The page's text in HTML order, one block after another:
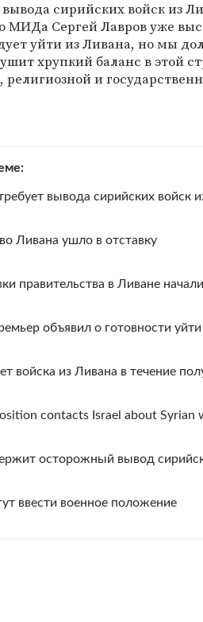
сирийских войск из
МИДа Сергей Лавров уже
уйти из Ливана, но мы
хрупкий баланс в этой
религиозной и
вывода сирийских войск
Ливана ушло в отставку
правительства в Ливане
объявил о готовности уйти
войска из Ливана в течение
contacts Israel about Syrian
осторожный вывод
ввести военное положение